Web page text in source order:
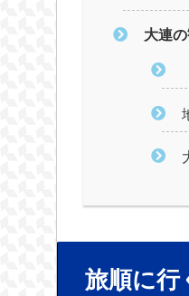
大連
旅順に行